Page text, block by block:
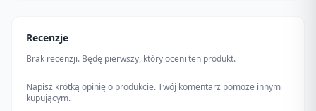
Recenzje
Brak recenzji. Będę pierwszy, który oceni ten produkt.
Napisz krótką opinię o produkcie. Twój komentarz pomoże innym
kupującym.